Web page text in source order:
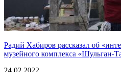
Радий Хабиров рассказал об
музейного комплекса «Шульган-
24.02.2022